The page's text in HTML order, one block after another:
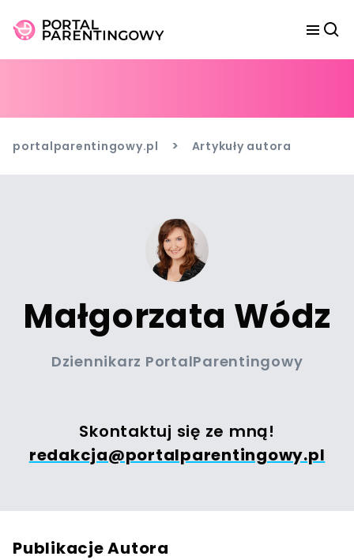
portalparentingowy.pl > Artykuły autora
Małgorzata Wódz
Dziennikarz PortalParentingowy
Skontaktuj się ze mną!
redakcja@portalparentingowy.pl
Publikacje Autora